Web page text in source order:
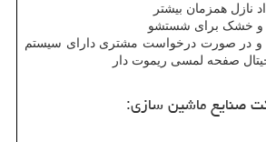
نازل همزمان بیشتر
و خشک برای شستشو
و در صورت درخواست مشتری دارای سیستم
صفحه لمسی ریموت دار
صنایع ماشین سازی: